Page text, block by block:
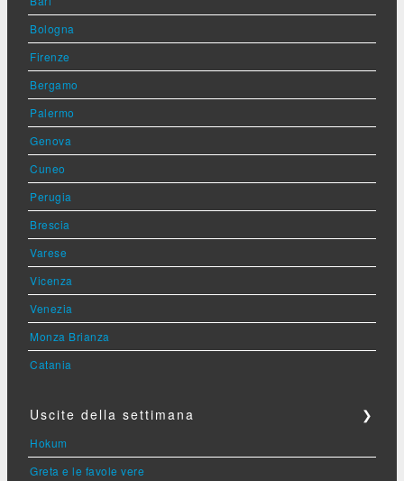
Bologna
Firenze
Bergamo
Palermo
Genova
Cuneo
Perugia
Brescia
Varese
Vicenza
Venezia
Monza Brianza
Catania
Uscite della settimana ❯
Hokum
Greta e le favole vere